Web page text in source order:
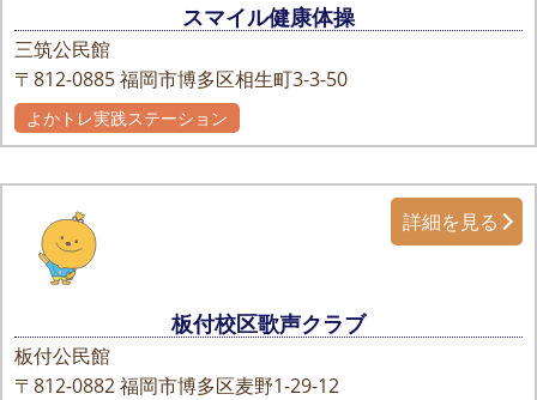
スマイル健康体操
三筑公民館
〒812-0885福岡市博多区相生町3-3-50
よかトレ実践ステーション
板付校区歌声クラブ
板付公民館
〒812-0882福岡市博多区麦野1-29-12
詳細を見る